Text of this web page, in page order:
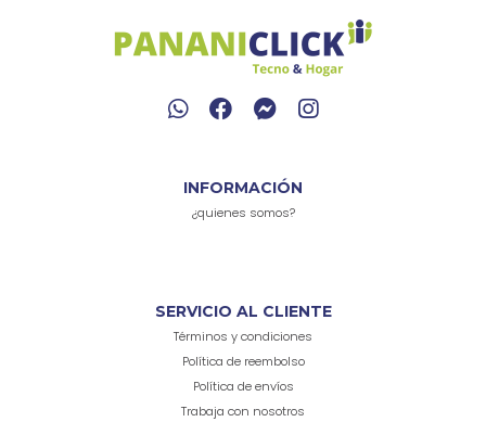
INFORMACIÓN
¿quienes somos?
SERVICIO AL CLIENTE
Términos y condiciones
Política de reembolso
Política de envíos
Trabaja con nosotros